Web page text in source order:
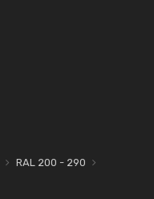
RAL 200 - 290